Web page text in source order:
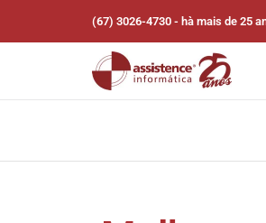
(67) 3026-4730 - hà mais de 25